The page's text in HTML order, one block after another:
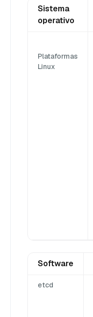
Sistema
operativo
Plataformas
Linux
Software
etcd